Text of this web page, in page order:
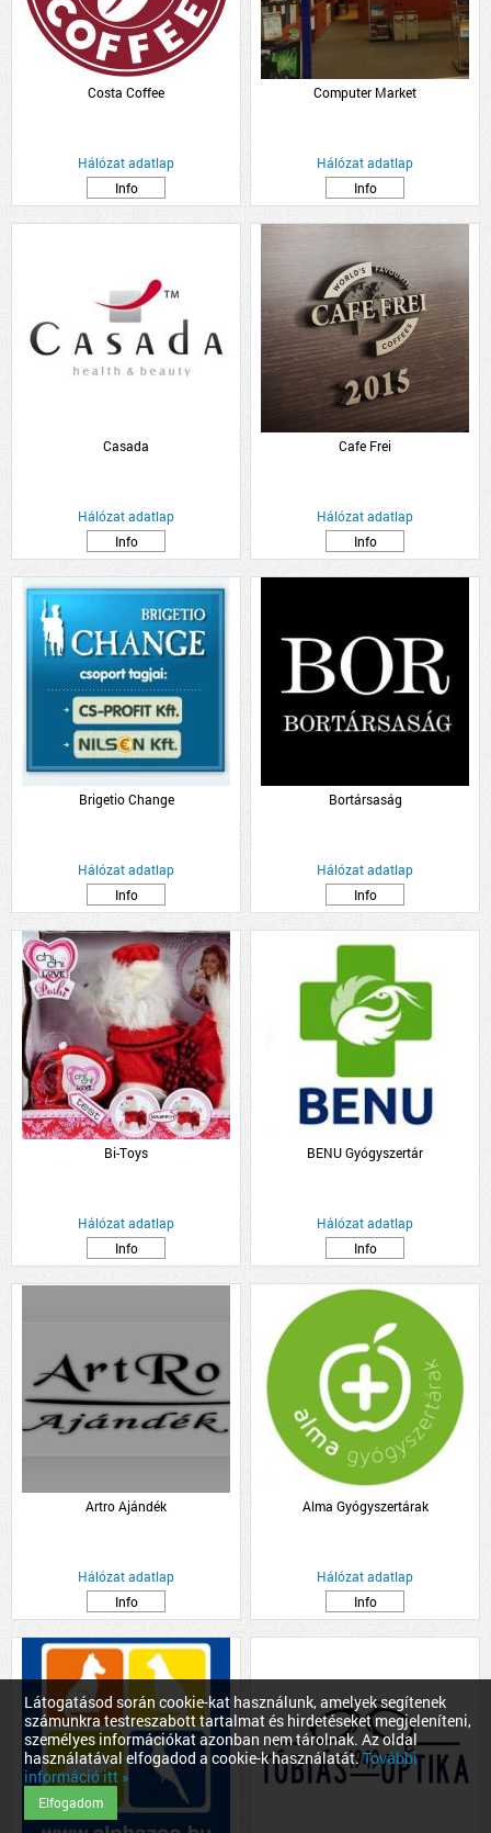
Látogatásod során cookie-kat használunk, amelyek segítenek
számunkra testreszabott tartalmat és hirdetéseket megjeleníteni,
személyes információkat azonban nem tárolnak. Az oldal
használatával elfogadod a cookie-k használatát.További
információ itt »
Elfogadom
Costa Coffee
Hálózat adatlap
Info
Computer Market
Hálózat adatlap
Info
Casada
Hálózat adatlap
Info
Cafe Frei
Hálózat adatlap
Info
Brigetio Change
Hálózat adatlap
Info
Bortársaság
Hálózat adatlap
Info
Bi-Toys
Hálózat adatlap
Info
BENU Gyógyszertár
Hálózat adatlap
Info
Artro Ajándék
Hálózat adatlap
Info
Alma Gyógyszertárak
Hálózat adatlap
Info